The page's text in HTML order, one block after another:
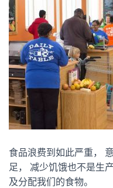
食品浪费到如此严重，
足， 减少饥饿也不是生
及分配我们的食物。